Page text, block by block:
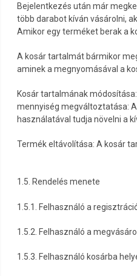
Bejelentkezés után már
több darabot kíván vásárolni,
Amikor egy terméket berak a
A kosár tartalmát bármikor
aminek a megnyomásával a
Kosár tartalmának módosítása:
mennyiség megváltoztatása:
használatával tudja növelni a
Termék eltávolítása: A kosár
1.5. Rendelés menete
1.5.1. Felhasználó a
1.5.2. Felhasználó a
1.5.3. Felhasználó kosárba